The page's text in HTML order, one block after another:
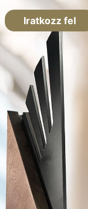
Iratkozz fel